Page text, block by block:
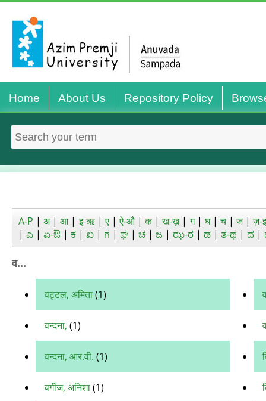
Home About Us Repository Policy
A-P |अ|आ|इ-ऋ|ए|ऐ-औ|क|ख-ख़|ग|घ|च|ज|ज़-
| ಎ | ಏ-ಔ | ಕ | ಖ | ಗ | ಘ | ಚ | ಜ | ಝ-ಠ | ಡ | ತ-ಥ | ದ |
व...
वट्टल, अमिता(1)
वन्दना, (1)
वन्दना, आर.वी. (1)
वर्गीज, अनिशा(1)